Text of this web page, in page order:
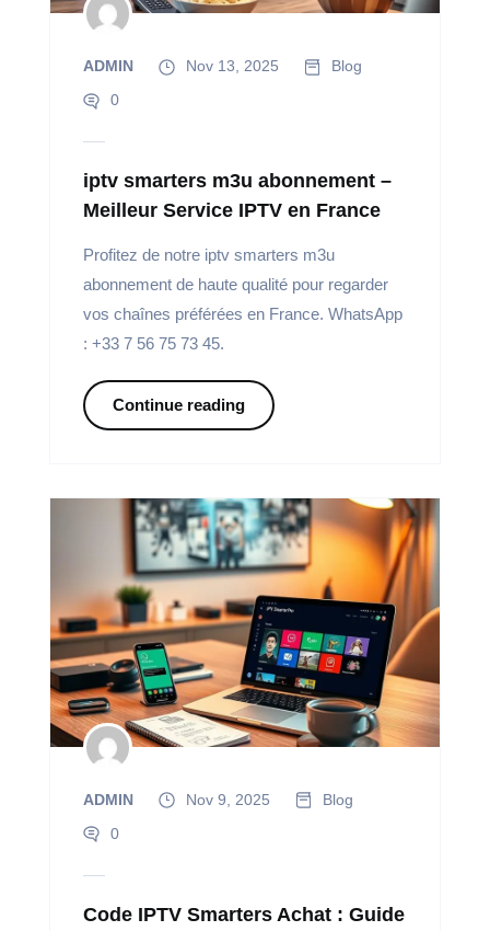
ADMIN Nov 13, 2025
Blog
0
iptv smarters m3u abonnement –
Meilleur Service IPTV en France
Profitez de notre iptv smarters m3u
abonnement de haute qualité pour regarder
vos chaînes préférées en France. WhatsApp
: +33 7 56 75 73 45.
Continue reading
ADMIN Nov 9, 2025
Blog
0
Code IPTV Smarters Achat : Guide